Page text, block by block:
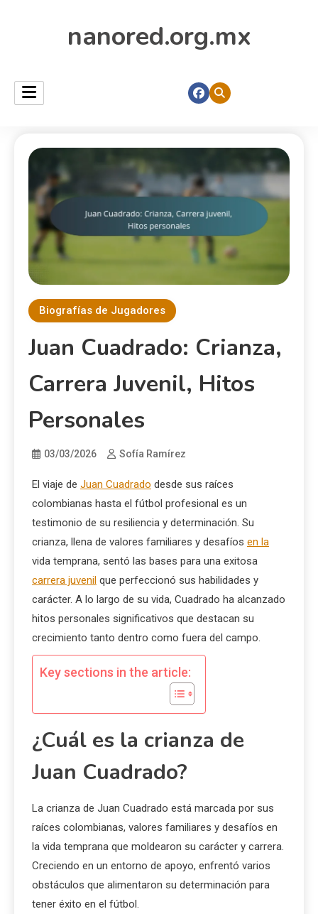
nanored.org.mx
Biografías de Jugadores
Juan Cuadrado: Crianza,
Carrera Juvenil, Hitos
Personales
03/03/2026 Sofía Ramírez
El viaje de Juan Cuadrado desde sus raíces
colombianas hasta el fútbol profesional es un
testimonio de su resiliencia y determinación. Su
crianza, llena de valores familiares y desafíos en la
vida temprana, sentó las bases para una exitosa
carrera juvenil que perfeccionó sus habilidades y
carácter. A lo largo de su vida, Cuadrado ha alcanzado
hitos personales significativos que destacan su
crecimiento tanto dentro como fuera del campo.
Key sections in the article:
¿Cuál es la crianza de
Juan Cuadrado?
La crianza de Juan Cuadrado está marcada por sus
raíces colombianas, valores familiares y desafíos en
la vida temprana que moldearon su carácter y carrera.
Creciendo en un entorno de apoyo, enfrentó varios
obstáculos que alimentaron su determinación para
tener éxito en el fútbol.